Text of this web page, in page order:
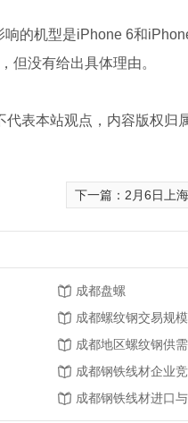
四川螺纹钢
的机型是iPhone 6和
但没有给出具体理由。
表本站观点，内容版权归
下一篇： 2月6日上
成都盘螺
成都螺纹钢交易规
成都地区螺纹钢供
成都钢铁线材企业
成都钢铁线材进口